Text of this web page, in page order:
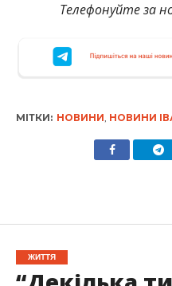
Телефонуйте за
МІТКИ: НОВИНИ НОВИНИ
ЖИТТЯ